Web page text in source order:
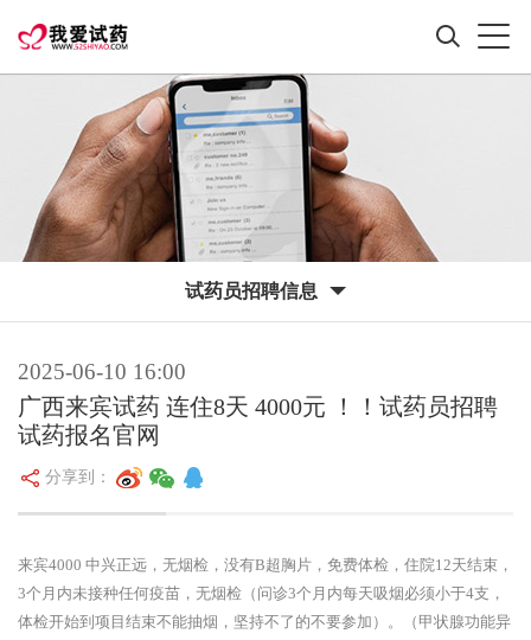
试药员招聘信息
2025-06-10 16:00
广西来宾试药 连住8天 4000元 ！！试药员招聘
试药报名官网
分享到：
来宾4000 中兴正远，无烟检，没有B超胸片，免费体检，住院12天结束，
3个月内未接种任何疫苗，无烟检（问诊3个月内每天吸烟必须小于4支，
体检开始到项目结束不能抽烟，坚持不了的不要参加）。（甲状腺功能异